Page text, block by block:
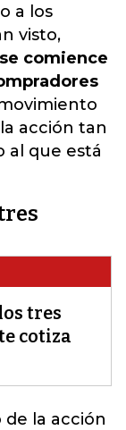
a los
visto,
comience
acción tan
al que está
tres
cotiza
la acción